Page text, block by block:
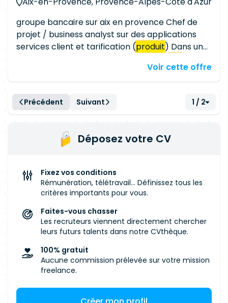
groupe bancaire sur aix en provence Chef de
projet / business analyst sur des applications
services client et tarification (produit) Dans une
Expérience dans le bancaire obligatoire
XRAY, methode agile Les + : mainframe,
architecture logicielle, bases de données, SQL
projet / business analyst sur des applications
services client et tarification (produit ) Dans une
Expérience dans le bancaire obligatoire
Technologies demandées : Confluence, Jira,
XRAY, methode agile Les + : mainframe,
architecture logicielle, bases de données, SQL
Voir cette offre
Précédent Suivant 1 / 2
Déposez votre CV
Fixez vos conditions
Rémunération, télétravail... Définissez tous les
critères importants pour vous.
Faites-vous chasser
Les recruteurs viennent directement chercher
leurs futurs talents dans notre CVthèque.
100% gratuit
Aucune commission prélevée sur votre mission
freelance.